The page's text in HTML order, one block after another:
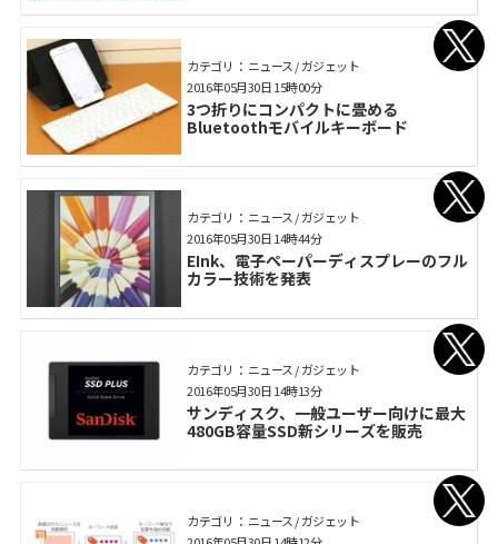
カテゴリ： ニュース / ガジェット
3つ折りにコンパクトに畳める
Bluetoothモバイルキーボード
2016年05月30日 15時00分
カテゴリ： ニュース / ガジェット
EInk、電子ペーパーディスプレーのフル
カラー技術を発表
2016年05月30日 14時44分
カテゴリ： ニュース / ガジェット
サンディスク、一般ユーザー向けに最大
480GB容量SSD新シリーズを販売
2016年05月30日 14時13分
カテゴリ： ニュース / ガジェット